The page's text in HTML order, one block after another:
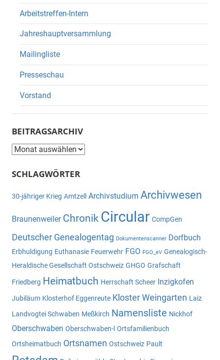
Arbeitstreffen-Intern
Jahreshauptversammlung
Mailingliste
Presseschau
Vorstand
BEITRAGSARCHIV
Beitragsarchiv
SCHLAGWÖRTER
30-jähriger Krieg Amtzell Archivstudium Archivwesen
Braunenweiler Chronik Circular CompGen
Deutscher Genealogentag Dokumentenscanner Dorfbuch
Erbhuldigung Euthanasie Feuerwehr FGO FGO_eV Genealogisch-
Heraldische Gesellschaft Ostschweiz GHGO Grafschaft
Friedberg Heimatbuch Herrschaft Scheer Inzigkofen
Jubiläum Klosterhof Eggenreute Kloster Weingarten Laiz
Landvogtei Schwaben Meßkirch Namensliste Nickhof
Oberschwaben Oberschwaben-l Ortsfamilienbuch
Ortsheimatbuch Ortsnamen Ostschweiz Pault